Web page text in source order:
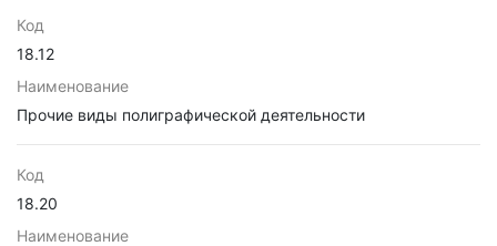
Код
18.12
Наименование
Прочие виды полиграфической деятельности
Код
18.20
Наименование